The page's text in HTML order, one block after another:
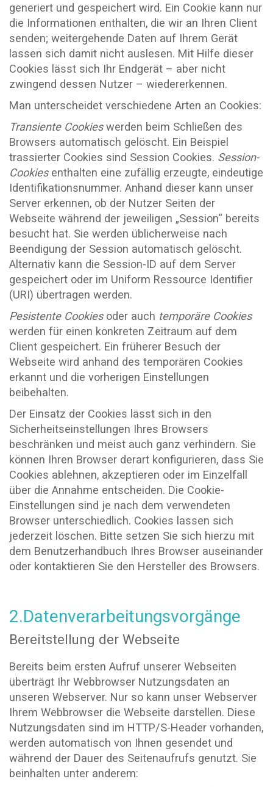
generiert und gespeichert wird. Ein Cookie kann nur
die Informationen enthalten, die wir an Ihren Client
senden; weitergehende Daten auf Ihrem Gerät
lassen sich damit nicht auslesen. Mit Hilfe dieser
Cookies lässt sich Ihr Endgerät – aber nicht
zwingend dessen Nutzer – wiedererkennen.
Man unterscheidet verschiedene Arten an Cookies:
Transiente Cookieswerden beim Schließen des
Browsers automatisch gelöscht. Ein Beispiel
trassierter Cookies sind Session Cookies. Session-
Cookies enthalten eine zufällig erzeugte, eindeutige
Identifikationsnummer. Anhand dieser kann unser
Server erkennen, ob der Nutzer Seiten der
Webseite während der jeweiligen „Session“ bereits
besucht hat. Sie werden üblicherweise nach
Beendigung der Session automatisch gelöscht.
Alternativ kann die Session-ID auf dem Server
gespeichert oder im Uniform Ressource Identifier
(URI) übertragen werden.
Pesistente Cookiesoder auch temporäre Cookies
werden für einen konkreten Zeitraum auf dem
Client gespeichert. Ein früherer Besuch der
Webseite wird anhand des temporären Cookies
erkannt und die vorherigen Einstellungen
beibehalten.
Der Einsatz der Cookies lässt sich in den
Sicherheitseinstellungen Ihres Browsers
beschränken und meist auch ganz verhindern. Sie
können Ihren Browser derart konfigurieren, dass Sie
Cookies ablehnen, akzeptieren oder im Einzelfall
über die Annahme entscheiden. Die Cookie-
Einstellungen sind je nach dem verwendeten
Browser unterschiedlich. Cookies lassen sich
jederzeit löschen. Bitte setzen Sie sich hierzu mit
dem Benutzerhandbuch Ihres Browser auseinander
oder kontaktieren Sie den Hersteller des Browsers.
2.Datenverarbeitungsvorgänge
Bereitstellung der Webseite
Bereits beim ersten Aufruf unserer Webseiten
überträgt Ihr Webbrowser Nutzungsdaten an
unseren Webserver. Nur so kann unser Webserver
Ihrem Webbrowser die Webseite darstellen. Diese
Nutzungsdaten sind im HTTP/S-Header vorhanden,
werden automatisch von Ihnen gesendet und
während der Dauer des Seitenaufrufs genutzt. Sie
beinhalten unter anderem: